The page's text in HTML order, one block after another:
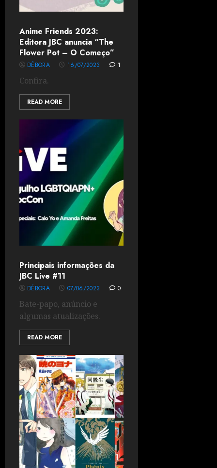
Anime Friends 2023:
Editora JBC anuncia “The
Flower Pot – O Começo”
DÉBORA 16/07/2023 1
Confira.
READ MORE
Principais informações da
JBC Live #11
DÉBORA 07/06/2023 0
Bate-papo, anúncio e
algumas atualizações.
READ MORE